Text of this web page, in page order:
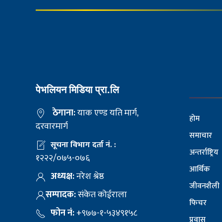
पेभलियन मिडिया प्रा.लि
ठेगाना:याक एण्ड यति मार्ग,
दरवारमार्ग
सूचना विभाग दर्ता नं. :
१२२२/०७५-०७६
अध्यक्ष:नरेश श्रेष्ठ
सम्पादक:संकेत कोईराला
फोन नं:+९७७-१-५३४९१५८
होम
समाचार
अन्तर्राष्ट्रिय
आर्थिक
जीवनशैली
फिचर